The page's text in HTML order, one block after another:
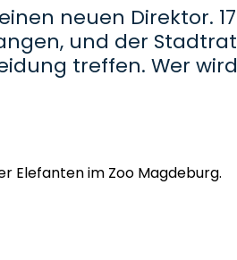
neuen Direktor. 17
und der Stadtrat
treffen. Wer wird